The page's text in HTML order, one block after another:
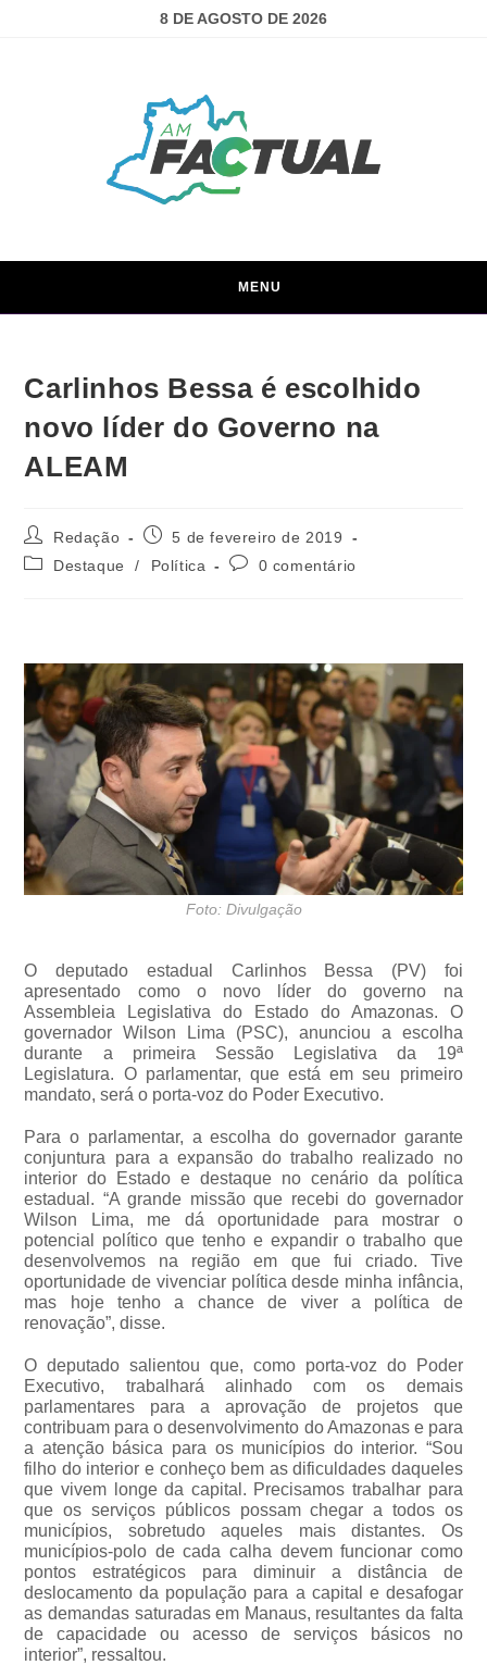
8 DE AGOSTO DE 2026
MENU
Carlinhos Bessa é escolhido
novo líder do Governo na
ALEAM
Redação
5 de fevereiro de 2019
Destaque
/ Política 0 comentário
Foto: Divulgação
O deputado estadual Carlinhos Bessa (PV) foi
apresentado como o novo líder do governo na
Assembleia Legislativa do Estado do Amazonas. O
governador Wilson Lima (PSC), anunciou a escolha
durante a primeira Sessão Legislativa da 19ª
Legislatura. O parlamentar, que está em seu primeiro
mandato, será o porta-voz do Poder Executivo.
Para o parlamentar, a escolha do governador garante
conjuntura para a expansão do trabalho realizado no
interior do Estado e destaque no cenário da política
estadual. “A grande missão que recebi do governador
Wilson Lima, me dá oportunidade para mostrar o
potencial político que tenho e expandir o trabalho que
desenvolvemos na região em que fui criado. Tive
oportunidade de vivenciar política desde minha infância,
mas hoje tenho a chance de viver a política de
renovação”, disse.
O deputado salientou que, como porta-voz do Poder
Executivo, trabalhará alinhado com os demais
parlamentares para a aprovação de projetos que
contribuam para o desenvolvimento do Amazonas e para
a atenção básica para os municípios do interior. “Sou
filho do interior e conheço bem as dificuldades daqueles
que vivem longe da capital. Precisamos trabalhar para
que os serviços públicos possam chegar a todos os
municípios, sobretudo aqueles mais distantes. Os
municípios-polo de cada calha devem funcionar como
pontos estratégicos para diminuir a distância de
deslocamento da população para a capital e desafogar
as demandas saturadas em Manaus, resultantes da falta
de capacidade ou acesso de serviços básicos no
interior”, ressaltou.